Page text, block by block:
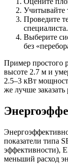
Учитывайте
Проведите
специалиста.
Выберите
без
Пример простого
высоте 2.7 м и
2.5–3 кВт
же лучше
показатели типа
эффективности),
меньший расход